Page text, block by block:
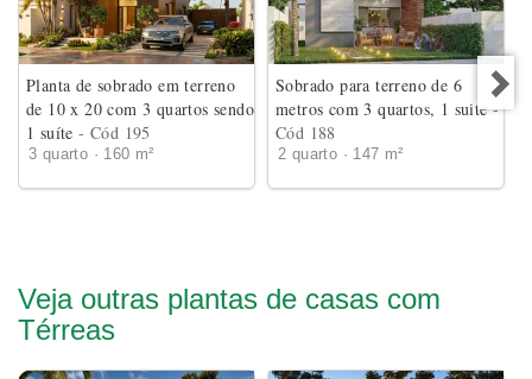
Planta de sobrado em terreno
de 10 x 20 com 3 quartos sendo
1 suíte- Cód 195
3 quarto · 160 m²
Sobrado para terreno de 6
metros com 3 quartos, 1 suite-
Cód 188
2 quarto · 147 m²
Veja outras plantas de casas com
Térreas